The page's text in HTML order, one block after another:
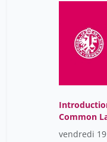
Common
vendredi